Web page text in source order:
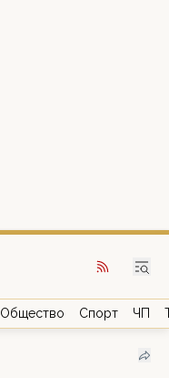
Общество Спорт ЧП